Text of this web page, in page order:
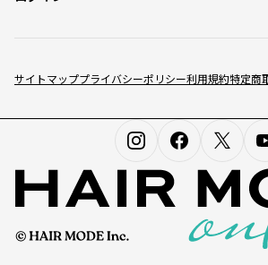
サイトマッププライバシーポリシー利用規約特定商